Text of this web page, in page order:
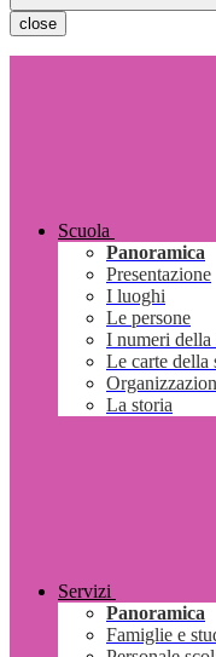
close
Scuola
Panoramica
Presentazione
I luoghi
Le persone
I numeri della
Le carte della
La storia
Servizi
Panoramica
Famiglie e